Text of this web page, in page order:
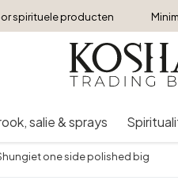
spirituele producten
salie & sprays
one side polished big